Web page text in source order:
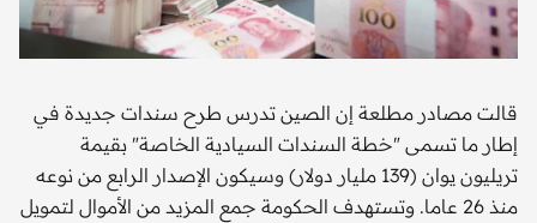
قالت مصادر مطلعة إن الصين تدرس طرح سندات جديدة في
إطار ما تسمى "خطة السندات السيادية الخاصة" بقيمة
تريليون يوان (139 مليار دولار) وسيكون الإصدار الرابع من نوعه
منذ 26 عاما. وتستهدف الحكومة جمع المزيد من الأموال لتمويل